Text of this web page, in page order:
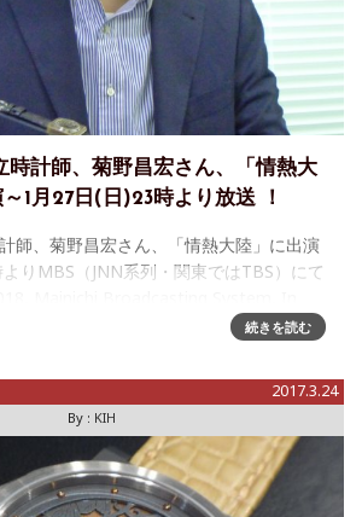
時計師、菊野昌宏さん、「情熱大
1月27日(日)23時より放送 ！
師、菊野昌宏さん、「情熱大陸」に出演
りMBS（JNN系列・関東ではTBS）にて
続きを読む
2017.3.24
By : KIH